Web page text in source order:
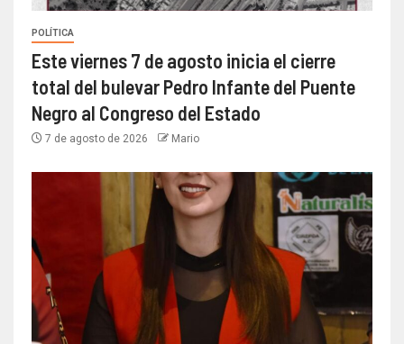
POLÍTICA
Este viernes 7 de agosto inicia el cierre
total del bulevar Pedro Infante del Puente
Negro al Congreso del Estado
7 de agosto de 2026 Mario